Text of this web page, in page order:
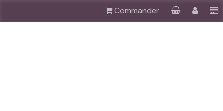
Commander